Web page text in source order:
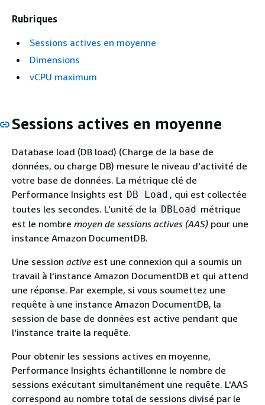
Rubriques
Sessions actives en moyenne
Dimensions
vCPU maximum
Sessions actives en moyenne
Database load (DB load) (Charge de la base de
données, ou charge DB) mesure le niveau d'activité de
votre base de données. La métrique clé de
Performance Insights est DB Load , qui est collectée
toutes les secondes. L'unité de la DBLoad métrique
est le nombre moyen de sessions actives (AAS) pour une
instance Amazon DocumentDB.
Une session active est une connexion qui a soumis un
travail à l'instance Amazon DocumentDB et qui attend
une réponse. Par exemple, si vous soumettez une
requête à une instance Amazon DocumentDB, la
session de base de données est active pendant que
l'instance traite la requête.
Pour obtenir les sessions actives en moyenne,
Performance Insights échantillonne le nombre de
sessions exécutant simultanément une requête. L'AAS
correspond au nombre total de sessions divisé par le